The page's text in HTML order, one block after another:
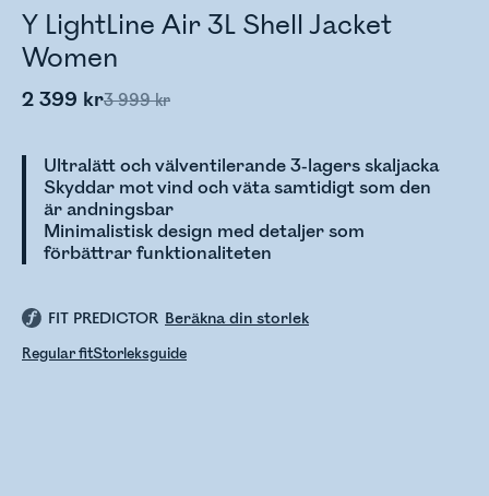
Y LightLine Air 3L Shell Jacket
Women
2 399 kr3 999 kr
Ultralätt och välventilerande 3-lagers skaljacka
Skyddar mot vind och väta samtidigt som den
är andningsbar
Minimalistisk design med detaljer som
förbättrar funktionaliteten
FIT PREDICTOR Beräkna din storlek
Regular fitStorleksguide